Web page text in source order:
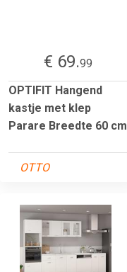
€ 69.99
OPTIFIT Hangend
kastje met klep
Parare Breedte 60 cm
OTTO